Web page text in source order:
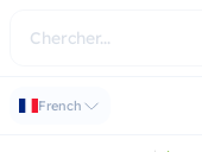
French